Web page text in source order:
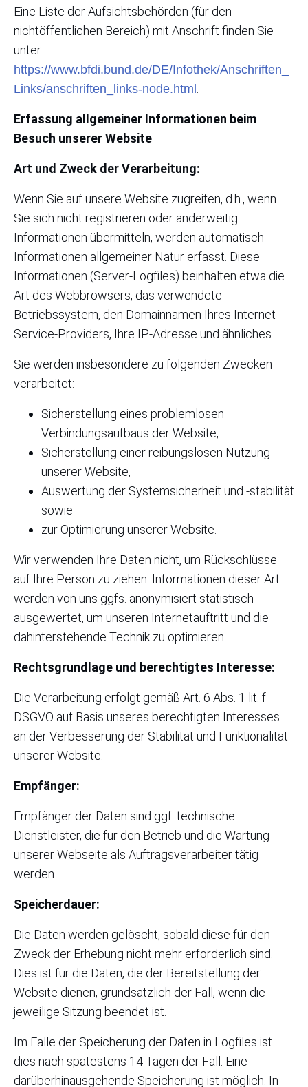
Eine Liste der Aufsichtsbehörden (für den
nichtöffentlichen Bereich) mit Anschrift finden Sie
unter:
https://www.bfdi.bund.de/DE/Infothek/Anschriften_
Links/anschriften_links-node.html
Erfassung allgemeiner Informationen beim
Besuch unserer Website
Art und Zweck der Verarbeitung:
Wenn Sie auf unsere Website zugreifen, d.h., wenn
Sie sich nicht registrieren oder anderweitig
Informationen übermitteln, werden automatisch
Informationen allgemeiner Natur erfasst. Diese
Informationen (Server-Logfiles) beinhalten etwa die
Art des Webbrowsers, das verwendete
Betriebssystem, den Domainnamen Ihres Internet-
Service-Providers, Ihre IP-Adresse und ähnliches.
Sie werden insbesondere zu folgenden Zwecken
verarbeitet:
Sicherstellung eines problemlosen
Verbindungsaufbaus der Website,
Sicherstellung einer reibungslosen Nutzung
unserer Website,
Auswertung der Systemsicherheit und -stabilität
sowie
zur Optimierung unserer Website.
Wir verwenden Ihre Daten nicht, um Rückschlüsse
auf Ihre Person zu ziehen. Informationen dieser Art
werden von uns ggfs. anonymisiert statistisch
ausgewertet, um unseren Internetauftritt und die
dahinterstehende Technik zu optimieren.
Rechtsgrundlage und berechtigtes Interesse:
Die Verarbeitung erfolgt gemäß Art. 6 Abs. 1 lit. f
DSGVO auf Basis unseres berechtigten Interesses
an der Verbesserung der Stabilität und Funktionalität
unserer Website.
Empfänger:
Empfänger der Daten sind ggf. technische
Dienstleister, die für den Betrieb und die Wartung
unserer Webseite als Auftragsverarbeiter tätig
werden.
Speicherdauer:
Die Daten werden gelöscht, sobald diese für den
Zweck der Erhebung nicht mehr erforderlich sind.
Dies ist für die Daten, die der Bereitstellung der
Website dienen, grundsätzlich der Fall, wenn die
jeweilige Sitzung beendet ist.
Im Falle der Speicherung der Daten in Logfiles ist
dies nach spätestens 14 Tagen der Fall. Eine
darüberhinausgehende Speicherung ist möglich. In